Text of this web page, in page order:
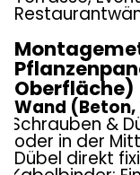
Oberfläche)
Wand (Beton,
Schrauben &
oder in der
Dübel direkt